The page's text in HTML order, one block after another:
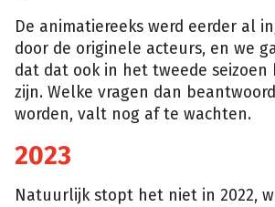
De animatiereeks werd eerder al
door de originele acteurs, en we
dat dat ook in het tweede seizoen
zijn. Welke vragen dan
worden, valt nog af te wachten.
2023
Natuurlijk stopt het niet in 2022,